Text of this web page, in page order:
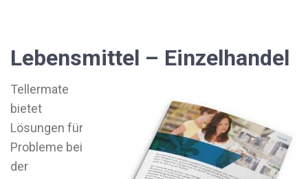
Lebensmittel – Einzelhandel
Tellermate
bietet
Lösungen für
Probleme bei
der